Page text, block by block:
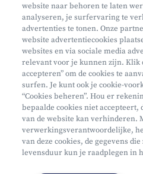
Phishing
Mifid
Privacy
Juridische info
Onderworpen aan de controle van
website naar behoren te laten
analyseren, je surfervaring te
advertenties te tonen. Onze
website advertentiecookies
websites en via sociale media
relevant voor je kunnen zijn. Klik
accepteren” om de cookies te
surfen. Je kunt ook je cookie-
“Cookies beheren”. Hou er
bepaalde cookies niet
van de website kan verhinderen.
verwerkingsverantwoordelijke,
van deze cookies, de gegevens
levensduur kun je raadplegen in